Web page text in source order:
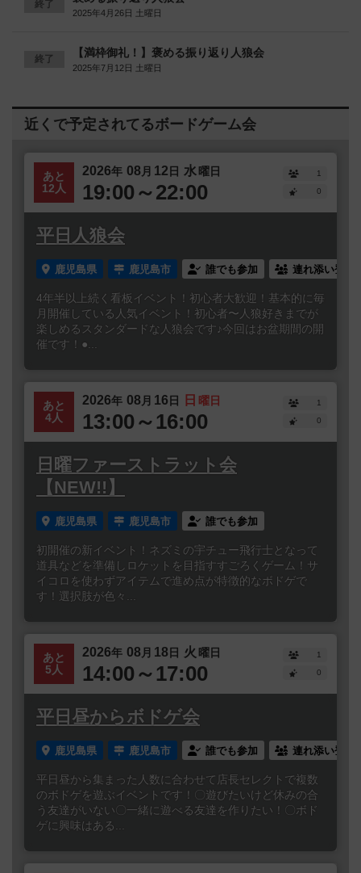
終了
2025年4月26日 土曜日
終了 【満枠御礼！】褒める振り返り人狼会
2025年7月12日 土曜日
近くで予定されてるボードゲーム会
あと
12人
2026年 08 月 12日 水曜日
19:00～22:00
1
0
平日人狼会
鹿児島県 鹿児島市 誰でも参加 連れ添い登録
4年半以上続く看板イベント！初心者大歓迎！基本的に毎
月開催している人気イベント！初心者〜人狼好きまでが
楽しめるスタンダードな人狼会です♪今回はお盆期間の開
催です！●...
あと
4人
2026年 08 月 16日 日 曜日
13:00～16:00
1
0
日曜ファーストラット会
【NEW!!】
鹿児島県 鹿児島市 誰でも参加
初開催の新イベント！ネズミの宇チュー飛行士となって
道具などを準備しロケットを目指すすごろくゲーム！サ
イコロを使わずアイテムで進め点が特徴的なボドゲで
す！選択肢が色々...
あと
5人
2026年 08 月 18日 火 曜日
14:00～17:00
1
0
平日昼からボドゲ会
鹿児島県 鹿児島市 誰でも参加 連れ添い登録
平日昼から集まった人数に合わせて店長セレクトで複数
のボドゲを遊ぶイベントです！〇遊びたいけど休みの合
う友達がいない〇一緒に遊べる友達を作りたい！〇ボド
ゲに興味はある...